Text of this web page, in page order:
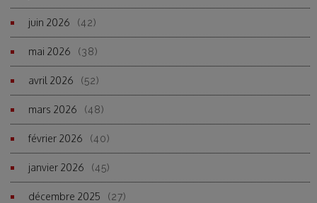
juin 2026 (42)
mai 2026 (38)
avril 2026 (52)
mars 2026 (48)
février 2026 (40)
janvier 2026 (45)
décembre 2025 (27)